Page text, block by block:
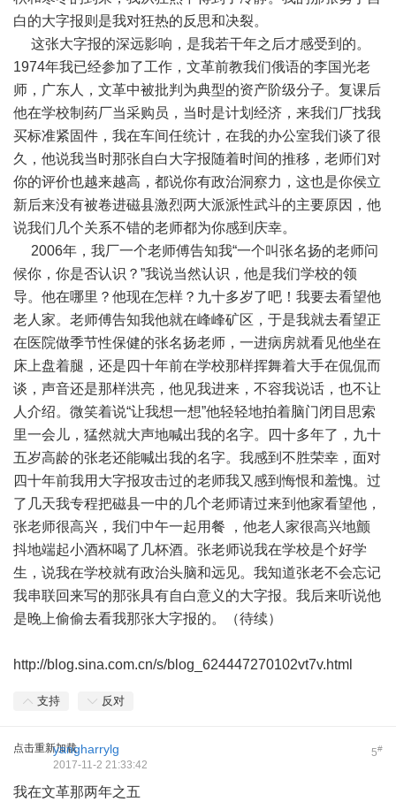
白的大字报则是我对狂热的反思和决裂。
这张大字报的深远影响，是我若干年之后才感受到的。
1974年我已经参加了工作，文革前教我们俄语的李国光老
师，广东人，文革中被批判为典型的资产阶级分子。复课后
他在学校制药厂当采购员，当时是计划经济，来我们厂找我
买标准紧固件，我在车间任统计，在我的办公室我们谈了很
久，他说我当时那张自白大字报随着时间的推移，老师们对
你的评价也越来越高，都说你有政治洞察力，这也是你侯立
新后来没有被卷进磁县激烈两大派派性武斗的主要原因，他
说我们几个关系不错的老师都为你感到庆幸。
2006年，我厂一个老师傅告知我“一个叫张名扬的老师问
候你，你是否认识？”我说当然认识，他是我们学校的领
导。他在哪里？他现在怎样？九十多岁了吧！我要去看望他
老人家。老师傅告知我他就在峰峰矿区，于是我就去看望正
在医院做季节性保健的张名扬老师，一进病房就看见他坐在
床上盘着腿，还是四十年前在学校那样挥舞着大手在侃侃而
谈，声音还是那样洪亮，他见我进来，不容我说话，也不让
人介绍。微笑着说“让我想一想”他轻轻地拍着脑门闭目思索
里一会儿，猛然就大声地喊出我的名字。四十多年了，九十
五岁高龄的张老还能喊出我的名字。我感到不胜荣幸，面对
四十年前我用大字报攻击过的老师我又感到悔恨和羞愧。过
了几天我专程把磁县一中的几个老师请过来到他家看望他，
张老师很高兴，我们中午一起用餐 ，他老人家很高兴地颤
抖地端起小酒杯喝了几杯酒。张老师说我在学校是个好学
生，说我在学校就有政治头脑和远见。我知道张老不会忘记
我串联回来写的那张具有自白意义的大字报。我后来听说他
是晚上偷偷去看我那张大字报的。（待续）
http://blog.sina.com.cn/s/blog_624447270102vt7v.html
支持 反对
点击重新加载 5#
yangharrylg
2017-11-2 21:33:42
我在文革那两年之五